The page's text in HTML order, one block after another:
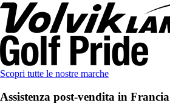
Scopri tutte le nostre marche
Assistenza post-vendita in Francia